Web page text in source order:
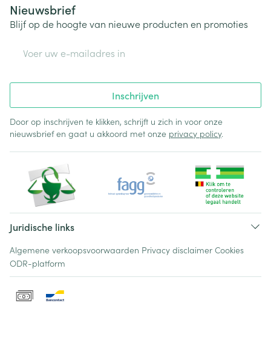
Nieuwsbrief
Blijf op de hoogte van nieuwe producten en promoties
Inschrijven
Door op inschrijven te klikken, schrijft u zich in voor onze
nieuwsbrief en gaat u akkoord met onze privacy policy.
Juridische links
Algemene verkoopsvoorwaarden Privacy disclaimer Cookies
ODR-platform